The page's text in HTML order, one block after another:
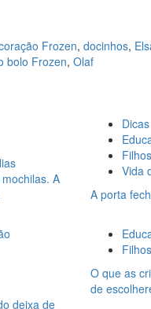
Frozen, docinhos,
bolo Frozen, Olaf
A
Filhos
Vida
A porta
deixa de
Filhos
O que as
de